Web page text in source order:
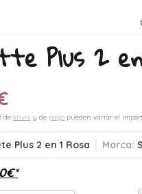
Plus 2
deenvío y de pago pueden variar el
Plus 2 en 1 Rosa Marca:
€*